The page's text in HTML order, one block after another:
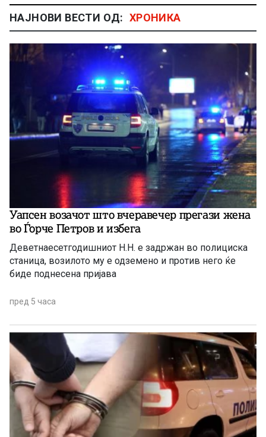
НАЈНОВИ ВЕСТИ ОД: ХРОНИКА
Уапсен возачот што вчеравечер прегази жена
во Ѓорче Петров и избега
Деветнаесетгодишниот Н.Н. е задржан во полициска
станица, возилото му е одземено и против него ќе
биде поднесена пријава
пред 5 часа